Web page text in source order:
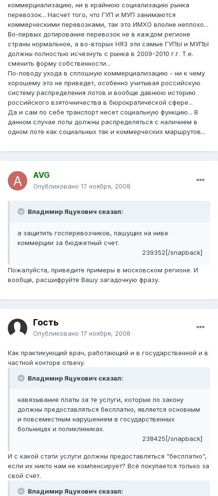
коммерциализацию, ни в крайнюю социализацию рынка
перевозок... Насчет того, что ГУП и МУП занимаются
коммерческими перевозками, так это ИМХО вполне неплохо...
Во-первых дотирование перевозок не в каждом регионе
страны нормальное, а во-вторых НЯЗ эти самые ГУПЫ и МУПЫ
должны полностью исчезнуть с рынка в 2009-2010 г.г. Т.е.
сменить форму собственности...
По-поводу ухода в сплошную коммерциализацию - ни к чему
хорошему это не приведет, особенно учитывая российскую
систему распределения лотов и вообще давнюю историю
российского взяточничества в бюрократической сфере...
Да и сам по себе транспорт несет социальную функцию... В
данном случае лоты должны распределяться с наличием в
одном лоте как социальных так и коммерческих маршрутов...
AVG
Опубликовано 17 ноября, 2008
Владимир Яцукович сказал:
а защитить госперевозчиков, пашущих на ниве
коммерции за бюджетный счет.
239352[/snapback]
Пожалуйста, приведите примеры в московском регионе. И
вообще, расшифруйте Вашу загадочную фразу.
Гость
Опубликовано 17 ноября, 2008
Как практикующий врач, работающий и в государственной и в
частной конторе отвечу.
Владимир Яцукович сказал:
навязывание платы за те услуги, которые по закону
должны предоставляться бесплатно, является основным
и повсеместным нарушением в государственных
больницах и поликлиниках.
238425[/snapback]
И с какой стати услуги должны предоставляться "бесплатно",
если их никто нам не компенсирует? Всё покупается только за
свой счёт.
Владимир Яцукович сказал: